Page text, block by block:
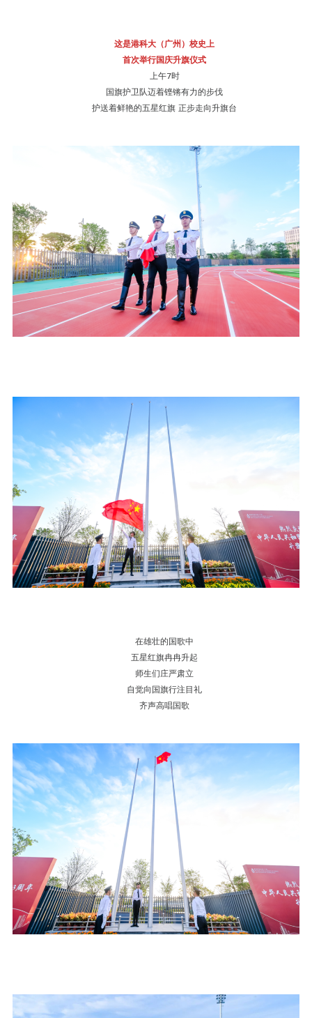
这是港科大（广州）校史上
首次举行国庆升旗仪式
上午7时
国旗护卫队迈着铿锵有力的步伐
护送着鲜艳的五星红旗 正步走向升旗台
在雄壮的国歌中
五星红旗冉冉升起
师生们庄严肃立
自觉向国旗行注目礼
齐声高唱国歌